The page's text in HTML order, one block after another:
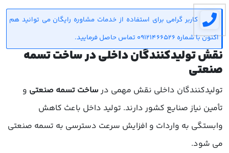
کاربر گرامی برای استفاده از خدمات مشاوره رایگان می توانید هم
اکنون با شماره 09121466526 تماس حاصل فرمایید.
نقش تولیدکنندگان داخلی در ساخت تسمه
صنعتی
تولیدکنندگان داخلی نقش مهمی در ساخت تسمه صنعتی و
تأمین نیاز صنایع کشور دارند. تولید داخل باعث کاهش
وابستگی به واردات و افزایش سرعت دسترسی به تسمه صنعتی
می شود.